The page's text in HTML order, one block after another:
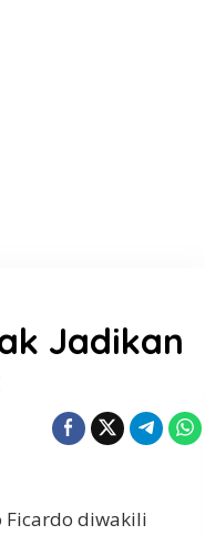
Jadikan
Ficardo diwakili